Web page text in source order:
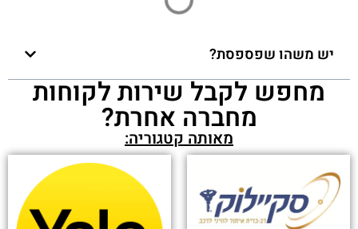
יש משהו שפספסת?
מחפש לקבל שירות לקוחות
מחברה אחרת?
מאותה קטגוריה: